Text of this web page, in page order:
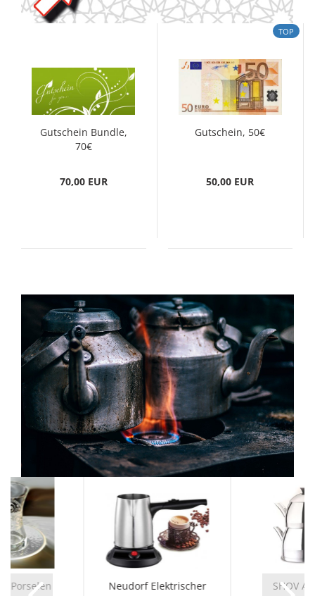
Gutschein Bundle,
70€
70,00 EUR
TOP
Gutschein, 50€
50,00 EUR
Porselen
Neudorf Elektrischer
SHOV